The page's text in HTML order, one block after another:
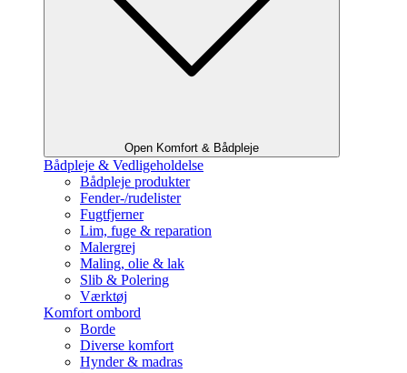
Open Komfort & Bådpleje
Bådpleje & Vedligeholdelse
Bådpleje produkter
Fender-/rudelister
Fugtfjerner
Lim, fuge & reparation
Malergrej
Maling, olie & lak
Slib & Polering
Værktøj
Komfort ombord
Borde
Diverse komfort
Hynder & madras